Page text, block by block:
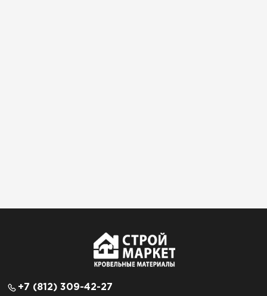
+7 (812) 309-42-27